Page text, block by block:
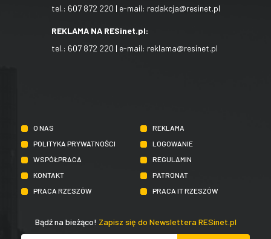
tel.: 607 872 220 | e-mail: redakcja@resinet.pl
REKLAMA NA RESinet.pl:
tel.: 607 872 220 | e-mail: reklama@resinet.pl
O NAS
REKLAMA
POLITYKA PRYWATNOŚCI
LOGOWANIE
WSPÓŁPRACA
REGULAMIN
KONTAKT
PATRONAT
PRACA RZESZÓW
PRACA IT RZESZÓW
Bądź na bieżąco! Zapisz się do Newslettera RESinet.pl